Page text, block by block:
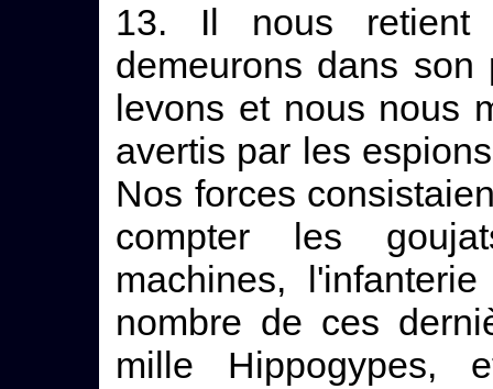
13. Il nous
demeurons dans
levons et nous nous
avertis par les
Nos forces
compter les
machines,
nombre de ces
mille Hippogypes,